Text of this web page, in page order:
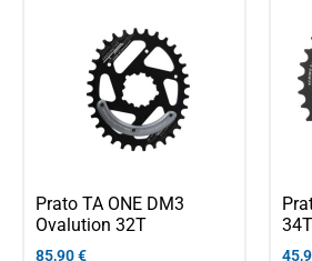
Prato TA ONE DM3
Ovalution 32T
85,90€
34T